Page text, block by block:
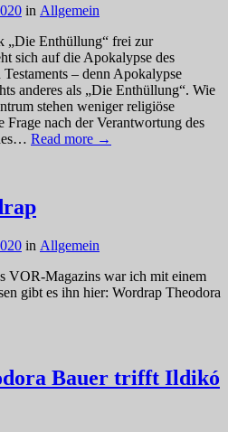
in Allgemein
„Die Enthüllung“ frei zur
sich auf die Apokalypse des
– denn Apokalypse
anderes als „Die Enthüllung“. Wie
stehen weniger religiöse
nach der Verantwortung des
Read more →
in Allgemein
VOR-Magazins war ich mit einem
gibt es ihn hier: Wordrap Theodora
Bauer trifft Ildikó